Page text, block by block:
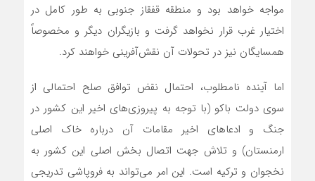
مواجه خواهد بود و منطقه قفقاز جنوبی به طور کامل در
اختیار غرب قرار نخواهد گرفت و بازیگران دیگر و مخصوصاً
همسایگان نیز در تحولات آن نقش‌آفرینی خواهند کرد.
اما آینده نامطلوب، احتمال نقض توافق صلح احتمالی از
سوی دولت باکو (با توجه به پیروزی‌های اخیر این کشور در
جنگ و ادعا‌های اخیر مقامات آن درباره خاک اصلی
ارمنستان) و تلاش جهت اتصال بخش اصلی این کشور به
نخجوان و ترکیه است. این امر می‌تواند به فروپاشی تدریجی